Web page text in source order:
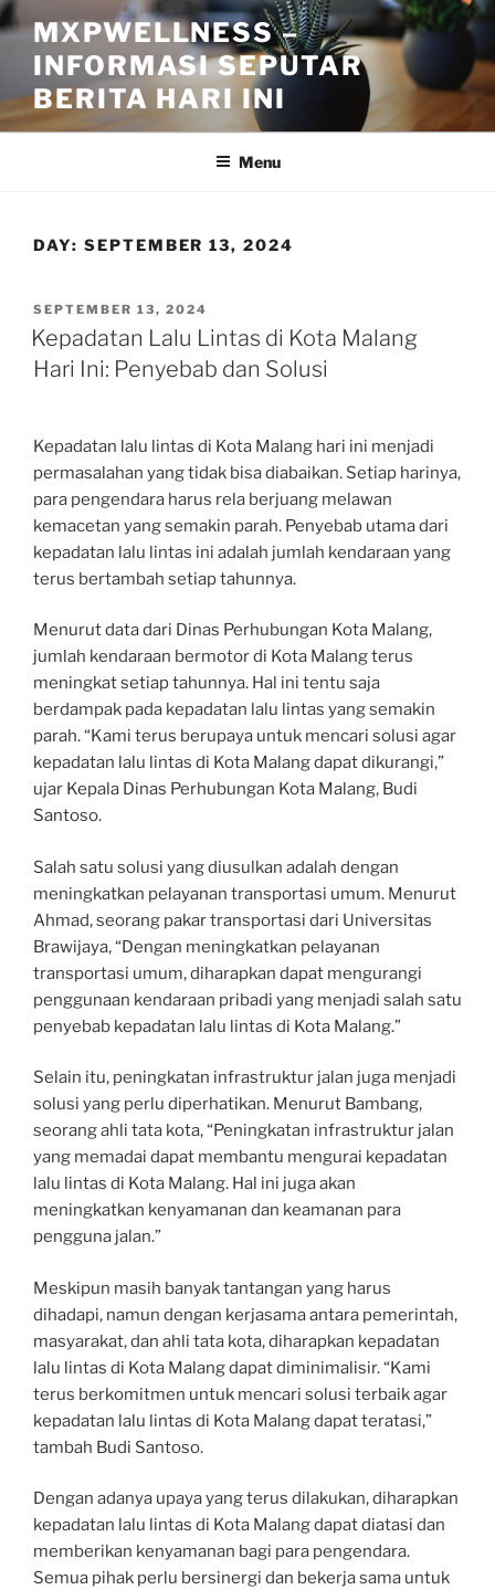
Skip
to
content
MXPWELLNESS –
INFORMASI SEPUTAR
BERITA HARI INI
Menu
DAY: SEPTEMBER 13, 2024
POSTED
ON
SEPTEMBER 13, 2024
Kepadatan Lalu Lintas di Kota Malang
Hari Ini: Penyebab dan Solusi
Kepadatan lalu lintas di Kota Malang hari ini menjadi
permasalahan yang tidak bisa diabaikan. Setiap harinya,
para pengendara harus rela berjuang melawan
kemacetan yang semakin parah. Penyebab utama dari
kepadatan lalu lintas ini adalah jumlah kendaraan yang
terus bertambah setiap tahunnya.
Menurut data dari Dinas Perhubungan Kota Malang,
jumlah kendaraan bermotor di Kota Malang terus
meningkat setiap tahunnya. Hal ini tentu saja
berdampak pada kepadatan lalu lintas yang semakin
parah. “Kami terus berupaya untuk mencari solusi agar
kepadatan lalu lintas di Kota Malang dapat dikurangi,”
ujar Kepala Dinas Perhubungan Kota Malang, Budi
Santoso.
Salah satu solusi yang diusulkan adalah dengan
meningkatkan pelayanan transportasi umum. Menurut
Ahmad, seorang pakar transportasi dari Universitas
Brawijaya, “Dengan meningkatkan pelayanan
transportasi umum, diharapkan dapat mengurangi
penggunaan kendaraan pribadi yang menjadi salah satu
penyebab kepadatan lalu lintas di Kota Malang.”
Selain itu, peningkatan infrastruktur jalan juga menjadi
solusi yang perlu diperhatikan. Menurut Bambang,
seorang ahli tata kota, “Peningkatan infrastruktur jalan
yang memadai dapat membantu mengurai kepadatan
lalu lintas di Kota Malang. Hal ini juga akan
meningkatkan kenyamanan dan keamanan para
pengguna jalan.”
Meskipun masih banyak tantangan yang harus
dihadapi, namun dengan kerjasama antara pemerintah,
masyarakat, dan ahli tata kota, diharapkan kepadatan
lalu lintas di Kota Malang dapat diminimalisir. “Kami
terus berkomitmen untuk mencari solusi terbaik agar
kepadatan lalu lintas di Kota Malang dapat teratasi,”
tambah Budi Santoso.
Dengan adanya upaya yang terus dilakukan, diharapkan
kepadatan lalu lintas di Kota Malang dapat diatasi dan
memberikan kenyamanan bagi para pengendara.
Semua pihak perlu bersinergi dan bekerja sama untuk